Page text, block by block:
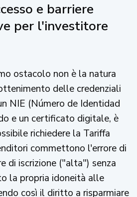
e barriere
per l'investitore
ostacolo non è la natura
delle credenziali
NIE (Número de Identidad
e un certificato digitale, è
richiedere la Tariffa
commettono l'errore di
di iscrizione ("alta") senza
la propria idoneità alle
così il diritto a risparmiare